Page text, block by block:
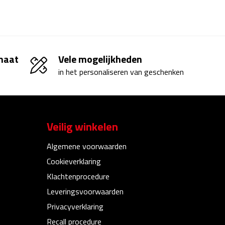
Vele mogelijkheden
in het personaliseren van geschenken
Veilig winkelen
Algemene voorwaarden
Cookieverklaring
Klachtenprocedure
Leveringsvoorwaarden
Privacyverklaring
Recall procedure